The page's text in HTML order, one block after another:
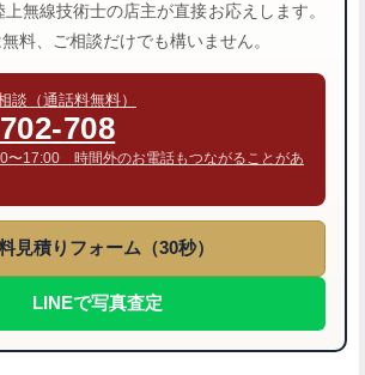
無線技術士の店主が直接お応えします。
料、ご相談だけでも構いません。
談（通話料無料）
708
〜17:00 時間外のお電話もつながることがあ
見積りフォーム（30秒）
LINEで写真査定